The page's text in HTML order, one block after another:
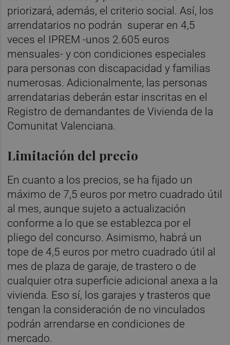
priorizará, además, el criterio social. Así, los
arrendatarios no podrán superar en 4,5
veces el IPREM -unos 2.605 euros
mensuales- y con condiciones especiales
para personas con discapacidad y familias
numerosas. Adicionalmente, las personas
arrendatarias deberán estar inscritas en el
Registro de demandantes de Vivienda de la
Comunitat Valenciana.
Limitación del precio
En cuanto a los precios, se ha fijado un
máximo de 7,5 euros por metro cuadrado útil
al mes, aunque sujeto a actualización
conforme a lo que se establezca por el
pliego del concurso. Asimismo, habrá un
tope de 4,5 euros por metro cuadrado útil al
mes de plaza de garaje, de trastero o de
cualquier otra superficie adicional anexa a la
vivienda. Eso sí, los garajes y trasteros que
tengan la consideración de no vinculados
podrán arrendarse en condiciones de
mercado.